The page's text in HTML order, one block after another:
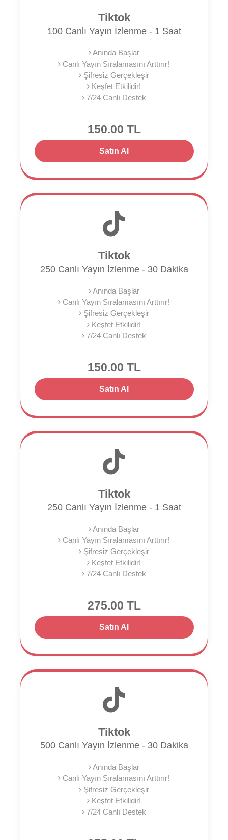
Tiktok
100 Canlı Yayın İzlenme - 1 Saat
Anında Başlar
Canlı Yayın Sıralamasını Arttırır!
Şifresiz Gerçekleşir
Keşfet Etkilidir!
7/24 Canlı Destek
150.00 TL
Satın Al
Tiktok
250 Canlı Yayın İzlenme - 30 Dakika
Anında Başlar
Canlı Yayın Sıralamasını Arttırır!
Şifresiz Gerçekleşir
Keşfet Etkilidir!
7/24 Canlı Destek
150.00 TL
Satın Al
Tiktok
250 Canlı Yayın İzlenme - 1 Saat
Anında Başlar
Canlı Yayın Sıralamasını Arttırır!
Şifresiz Gerçekleşir
Keşfet Etkilidir!
7/24 Canlı Destek
275.00 TL
Satın Al
Tiktok
500 Canlı Yayın İzlenme - 30 Dakika
Anında Başlar
Canlı Yayın Sıralamasını Arttırır!
Şifresiz Gerçekleşir
Keşfet Etkilidir!
7/24 Canlı Destek